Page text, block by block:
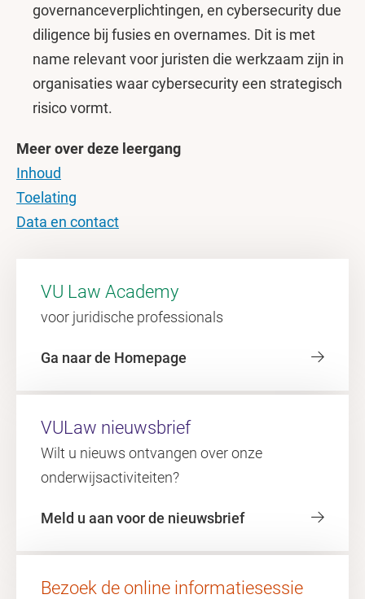
governanceverplichtingen, en cybersecurity due
diligence bij fusies en overnames. Dit is met
name relevant voor juristen die werkzaam zijn in
organisaties waar cybersecurity een strategisch
risico vormt.
Meer over deze leergang
Inhoud
Toelating
Data en contact
VU Law Academy
voor juridische professionals
Ga naar de Homepage
VULaw nieuwsbrief
Wilt u nieuws ontvangen over onze
onderwijsactiviteiten?
Meld u aan voor de nieuwsbrief
Bezoek de online informatiesessie